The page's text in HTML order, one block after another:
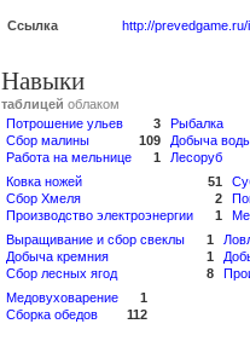
Ссылка http://
Навыки
таблицей облаком
Потрошение ульев
3
Сбор малины
109
Работа на мельнице
1
Рыбалка
Добыча
Лесоруб
Ковка ножей
51
Сбор Хмеля
2
Производство электроэнергии
1
Выращивание и сбор свеклы
1
Добыча кремния
1
Сбор лесных ягод
8
Медовуховарение
1
Сборка обедов
112